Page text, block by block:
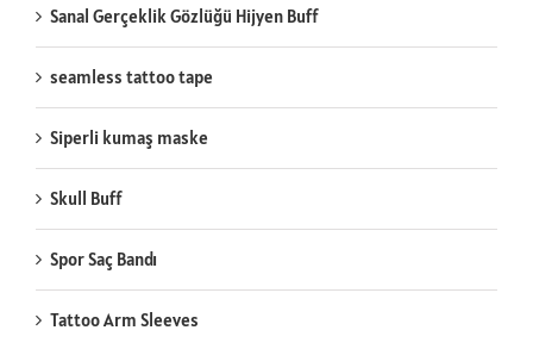
Sanal Gerçeklik Gözlüğü Hijyen Buff
seamless tattoo tape
Siperli kumaş maske
Skull Buff
Spor Saç Bandı
Tattoo Arm Sleeves